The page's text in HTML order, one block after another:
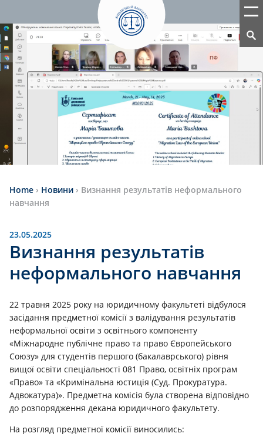
Home › Новини › Визнання результатів неформального
навчання
23.05.2025
Визнання результатів
неформального навчання
22 травня 2025 року на юридичному факультеті відбулося
засідання предметної комісії з валідування результатів
неформальної освіти з освітнього компоненту
«Міжнародне публічне право та право Європейського
Союзу» для студентів першого (бакалаврського) рівня
вищої освіти спеціальності 081 Право, освітніх програм
«Право» та «Кримінальна юстиція (Суд. Прокуратура.
Адвокатура)». Предметна комісія була створена відповідно
до розпорядження декана юридичного факультету.
На розгляд предметної комісії виносились: